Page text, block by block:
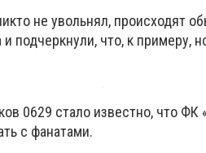
не увольнял, происходят
подчеркнули, что, к примеру,
0629 стало известно, что
с фанатами.